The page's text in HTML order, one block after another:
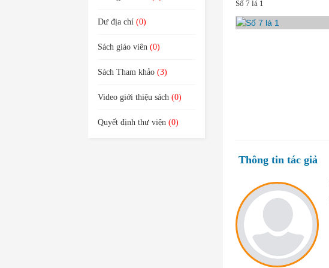
Số 7 lá 1
Thông tin tác giả
Dư địa chí (0)
Sách giáo viên (0)
Sách Tham khảo (3)
Video giới thiệu sách (0)
Quyết định thư viện (0)